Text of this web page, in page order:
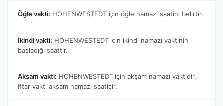
Öğle vakti: HOHENWESTEDT için öğle namazı saatini belirtir.
İkindi vakti: HOHENWESTEDT için ikindi namazı vaktinin
başladığı saattir.
Akşam vakti: HOHENWESTEDT için akşam namazı vaktidir.
İftar vakti akşam namazı saatidir.